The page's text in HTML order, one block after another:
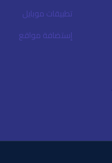
تطبيقات موبايل
إستضافة مواقع